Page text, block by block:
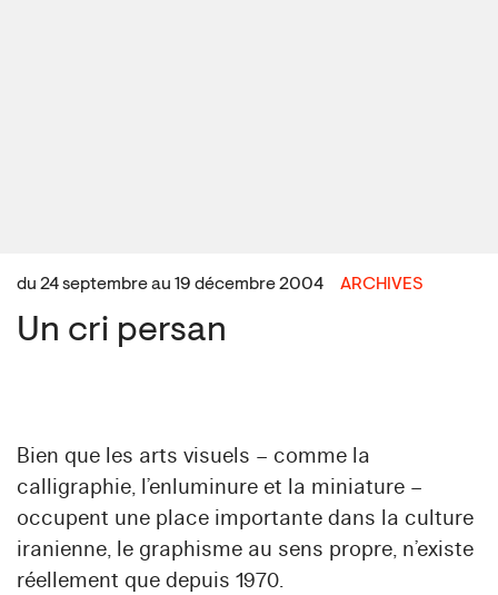
du 24 septembre au 19 décembre 2004 ARCHIVES
Un cri persan
Bien que les arts visuels – comme la
calligraphie, l’enluminure et la miniature –
occupent une place importante dans la culture
iranienne, le graphisme au sens propre, n’existe
réellement que depuis 1970.